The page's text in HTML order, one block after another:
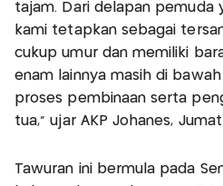
tajam. Dari delapan pemuda
kami tetapkan sebagai
cukup umur dan memiliki
enam lainnya masih di
proses pembinaan serta
tua,” ujar AKP Johanes,
Tawuran ini bermula pada